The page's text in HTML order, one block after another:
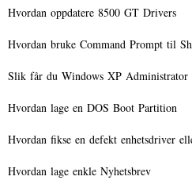
Hvordan oppdatere 8500 GT Drivers
Hvordan bruke Command Prompt til
Slik får du Windows XP Administrator
Hvordan lage en DOS Boot Partition
Hvordan fikse en defekt enhetsdriver
Hvordan lage enkle Nyhetsbrev